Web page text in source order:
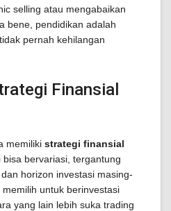
selling atau mengabaikan
bene, pendidikan adalah
pernah kehilangan
Finansial
memiliki strategi finansial
bervariasi, tergantung
horizon investasi masing-
untuk berinvestasi
yang lain lebih suka trading